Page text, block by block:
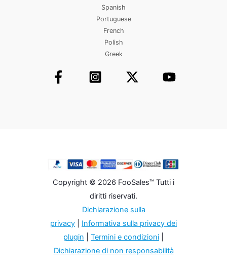
Spanish
Portuguese
French
Polish
Greek
Copyright © 2026 FooSales™ Tutti i
diritti riservati.
Dichiarazione sulla
privacy
Informativa sulla privacy dei
plugin
Termini e condizioni
Dichiarazione di non responsabilità